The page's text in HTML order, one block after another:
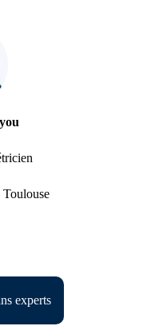
experts